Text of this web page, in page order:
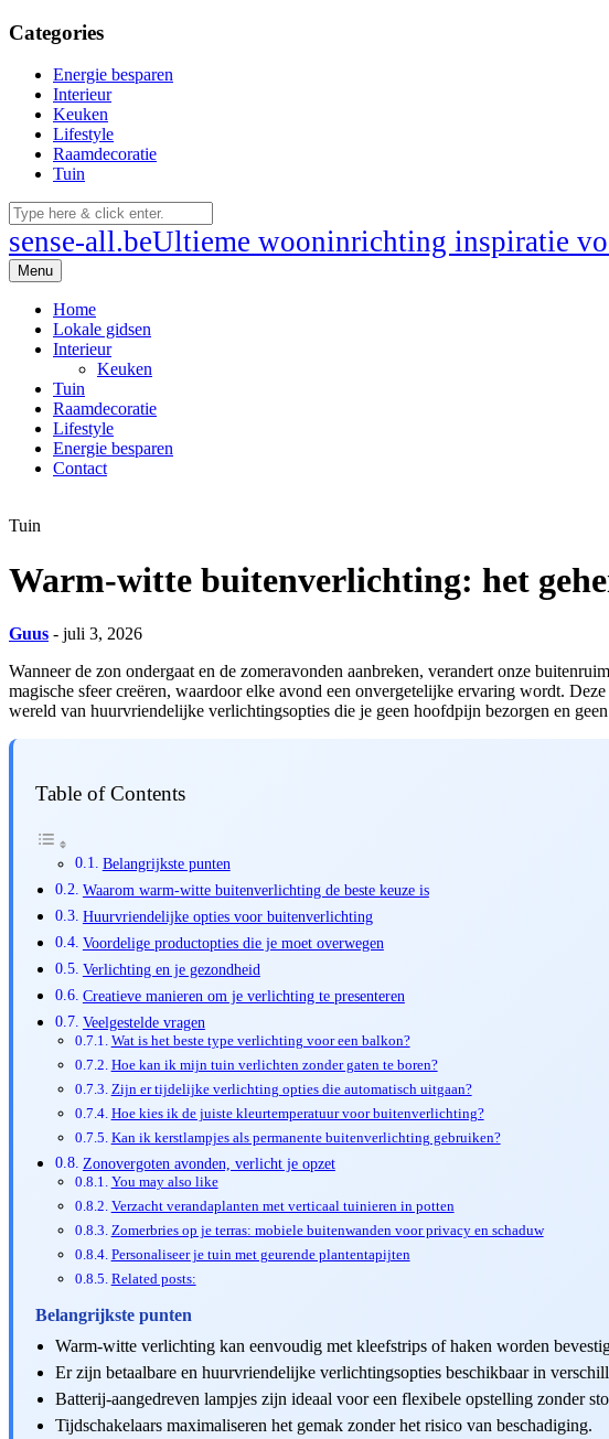
Categories
Energie besparen
Interieur
Keuken
Lifestyle
Raamdecoratie
Tuin
sense-all.beUltieme wooninrichting inspiratie
Menu
Home
Lokale gidsen
Interieur
Keuken
Tuin
Raamdecoratie
Lifestyle
Energie besparen
Contact
Tuin
Warm-witte buitenverlichting: het
Guus - juli 3, 2026
Wanneer de zon ondergaat en de zomeravonden aanbreken, verandert onze
magische sfeer creëren, waardoor elke avond een onvergetelijke ervaring wordt.
wereld van huurvriendelijke verlichtingsopties die je geen hoofdpijn bezorgen en
Table of Contents
Belangrijkste punten
Waarom warm-witte buitenverlichting de beste keuze is
Huurvriendelijke opties voor buitenverlichting
Voordelige productopties die je moet overwegen
Verlichting en je gezondheid
Creatieve manieren om je verlichting te presenteren
Veelgestelde vragen
Wat is het beste type verlichting voor een balkon?
Hoe kan ik mijn tuin verlichten zonder gaten te boren?
Zijn er tijdelijke verlichting opties die automatisch uitgaan?
Hoe kies ik de juiste kleurtemperatuur voor buitenverlichting?
Kan ik kerstlampjes als permanente buitenverlichting gebruiken?
Zonovergoten avonden, verlicht je opzet
You may also like
Verzacht verandaplanten met verticaal tuinieren in potten
Zomerbries op je terras: mobiele buitenwanden voor privacy en schaduw
Personaliseer je tuin met geurende plantentapijten
Related posts:
Belangrijkste punten
Warm-witte verlichting kan eenvoudig met kleefstrips of haken worden
Er zijn betaalbare en huurvriendelijke verlichtingsopties beschikbaar in
Batterij-aangedreven lampjes zijn ideaal voor een flexibele opstelling zonder
Tijdschakelaars maximaliseren het gemak zonder het risico van beschadiging.